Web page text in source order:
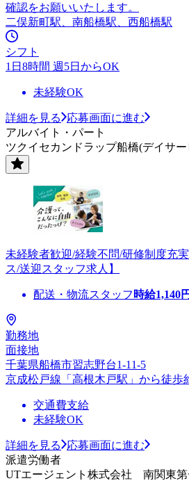
確認をお願いいたします。
二俣新町駅、南船橋駅、西船橋駅
シフト
1日8時間 週5日からOK
未経験OK
詳細を見る
応募画面に進む
アルバイト・パート
ツクイセカンドラップ船橋(デイサ
未経験者歓迎/経験不問/研修制度充
ス/送迎スタッフ求人】
配送・物流スタッフ 時給1,140円
勤務地
面接地
千葉県船橋市習志野台1-11-5
京成松戸線「高根木戸駅」から徒歩
交通費支給
未経験OK
詳細を見る
応募画面に進む
派遣労働者
UTエージェント株式会社 南関東第